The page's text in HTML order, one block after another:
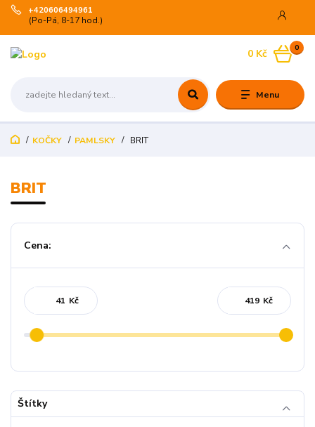
Menu
+420606494961
(Po-Pá, 8-17 hod.)
0
0 Kč
KOČKY PAMLSKY BRIT
BRIT
Cena:
Kč Kč
Štítky